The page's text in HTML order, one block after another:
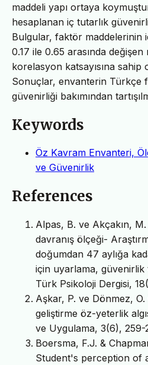
maddeli yapı ortaya
hesaplanan iç tutarlık
Bulgular, faktör maddelerinin
0.17 ile 0.65 arasında
korelasyon katsayısına
Sonuçlar, envanterin Türkçe
güvenirliği bakımından
Keywords
Öz Kavram Envanteri,
ve Güvenirlik
References
Alpas, B. ve Akçakın,
davranış ölçeği-
doğumdan 47 aylığa
için uyarlama, güvenirlik
Türk Psikoloji Dergisi,
Aşkar, P. ve Dönmez, O.
geliştirme öz-yeterlik
ve Uygulama, 3(6), 259-
Boersma, F.J. &
Student's perception of